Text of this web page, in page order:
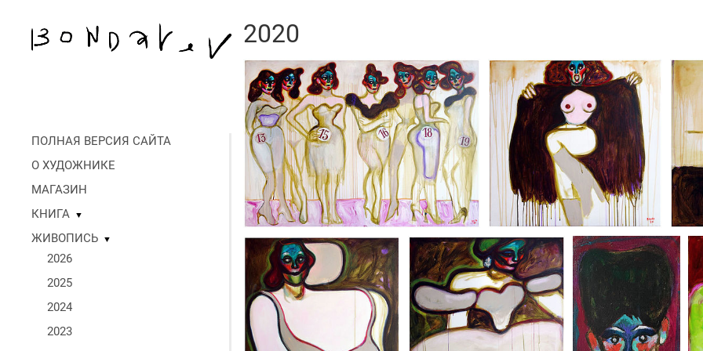
ПОЛНАЯ ВЕРСИЯ САЙТА
О ХУДОЖНИКЕ
МАГАЗИН
КНИГА
▼
ЖИВОПИСЬ ▼
2026
2025
2024
2023
2020